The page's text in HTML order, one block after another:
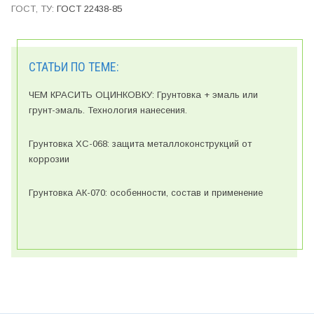
ГОСТ 22438-85
СТАТЬИ ПО ТЕМЕ:
ЧЕМ КРАСИТЬ ОЦИНКОВКУ: Грунтовка + эмаль или
грунт-эмаль. Технология нанесения.
Грунтовка ХС-068: защита металлоконструкций от
коррозии
Грунтовка АК-070: особенности, состав и применение